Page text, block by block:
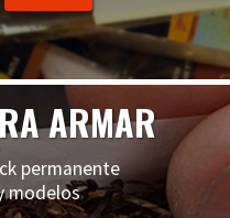
ARMAR
permanente
modelos